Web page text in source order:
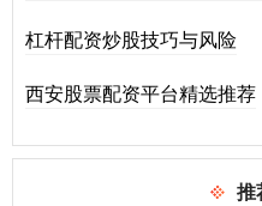
杠杆配资炒股技巧与风险
西安股票配资平台精选推荐
推